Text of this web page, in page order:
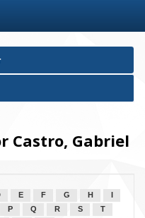
Castro, Gabriel
E F G H
P Q R S
T